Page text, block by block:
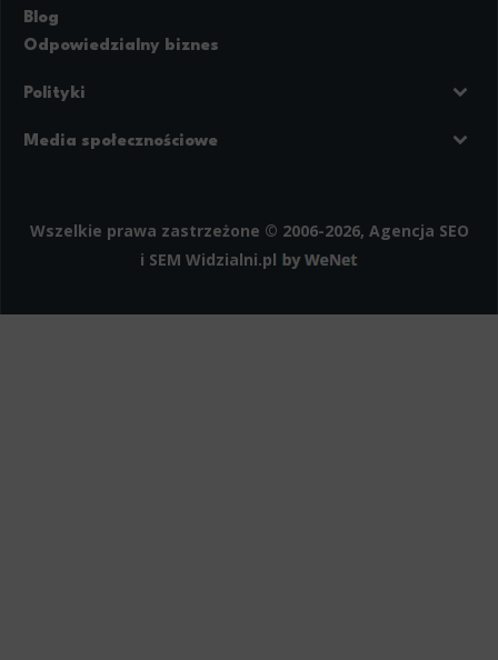
Blog
Odpowiedzialny biznes
Polityki
Regulamin strony
Media społecznościowe
Wszelkie prawa zastrzeżone © 2006-2026, Agencja SEO
i SEM Widzialni.pl